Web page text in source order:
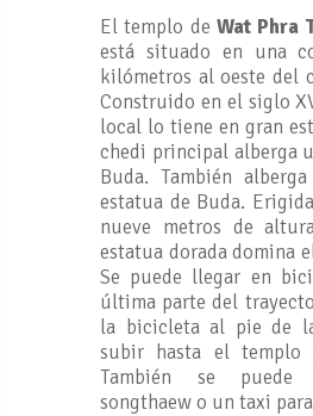
El templo de Wat Phra
está situado en una
kilómetros al oeste del
Construido en el siglo
local lo tiene en gran
chedi principal alberga
Buda. También
estatua de Buda.
nueve metros de
estatua dorada domina
Se puede llegar en
última parte del
la bicicleta al pie de
subir hasta el templo
También se
songthaew o un taxi